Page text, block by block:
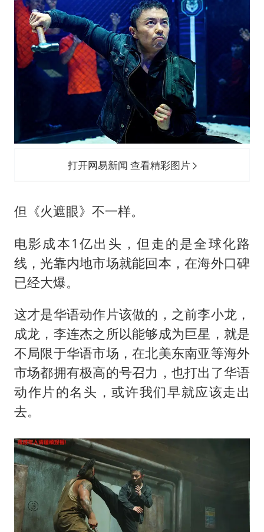
打开网易新闻 查看精彩图片
但《火遮眼》不一样。
电影成本1亿出头，但走的是全球化路
线，光靠内地市场就能回本，在海外口碑
已经大爆。
这才是华语动作片该做的，之前李小龙，
成龙， 李连杰之所以能够成为巨星，就是
不局限于华语市场，在北美东南亚等海外
市场都拥有极高的号召力，也打出了华语
动作片的名头，或许我们早就应该走出
去。